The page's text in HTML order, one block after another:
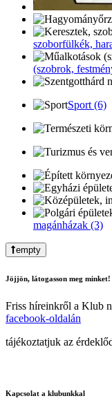
szoborfülkék,
(szobrok,
Sport (6)
magánházak (3)
empty
Jöjjön, látogasson meg minket!
Friss híreinkről a Klub
facebook-oldalán
tájékoztatjuk az
Kapcsolat a klubunkkal